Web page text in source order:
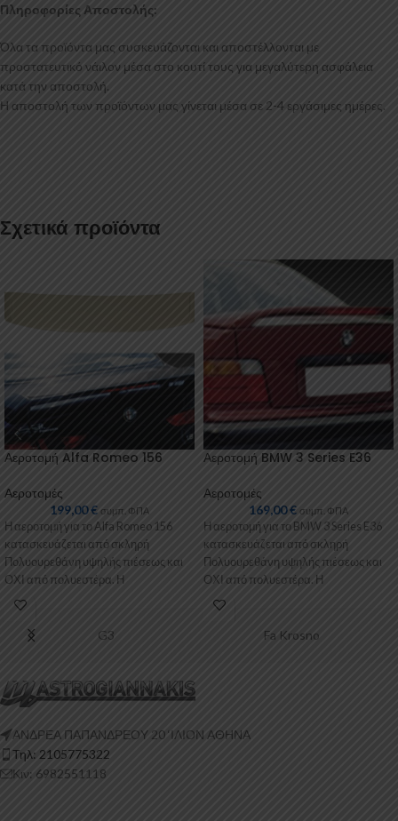
Πληροφορίες Αποστολής:
Όλα τα προϊόντα μας συσκευάζονται και αποστέλλονται με
προστατευτικό νάιλον μέσα στο κουτί τους για μεγαλύτερη ασφάλεια
κατά την αποστολή.
Η αποστολή των προϊόντων μας γίνεται μέσα σε 2-4 εργάσιμες ημέρες.
Σχετικά προϊόντα
Αεροτομή Alfa Romeo 156
Αεροτομές
199,00€ συμπ. ΦΠΑ
Η αεροτομή για το Alfa Romeo 156
κατασκευάζεται από σκληρή
Πολυουρεθάνη υψηλής πιέσεως και
ΟΧΙ από πολυεστέρα. Η
Πολυουρεθάνη είναι
Αεροτομή BMW 3 Series E36
Αεροτομές
169,00€ συμπ. ΦΠΑ
Η αεροτομή για το BMW 3 Series E36
κατασκευάζεται από σκληρή
Πολυουρεθάνη υψηλής πιέσεως και
ΟΧΙ από πολυεστέρα. Η
Πολυουρεθάνη
G3 Fa Krosno
ΑΝΔΡΕΑ ΠΑΠΑΝΔΡΕΟΥ 20 ‘ΙΛΙΟΝ ΑΘΗΝΑ
Τηλ: 2105775322
Κιν: 6982551118